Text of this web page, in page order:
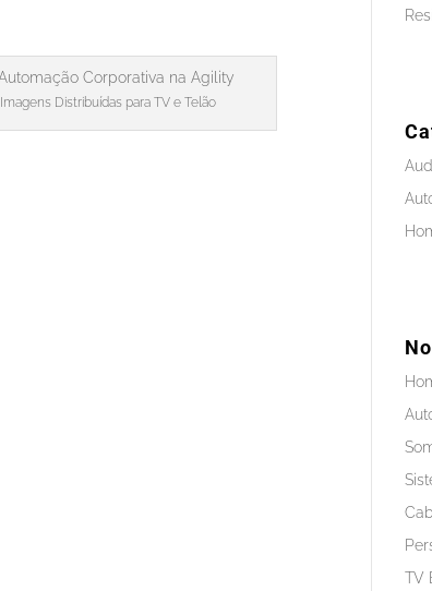
Imagens Distribuídas para TV e Telão
TV